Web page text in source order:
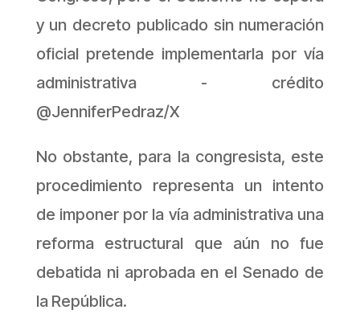
y un decreto publicado sin numeración
oficial pretende implementarla por vía
administrativa - crédito
@JenniferPedraz/X
No obstante, para la congresista, este
procedimiento representa un intento
de imponer por la vía administrativa una
reforma estructural que aún no fue
debatida ni aprobada en el Senado de
la República.